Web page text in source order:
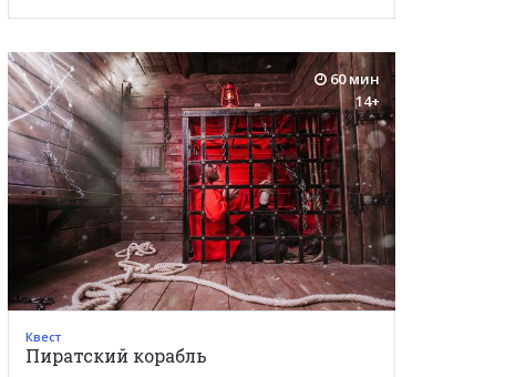
60 мин
14+
Квест
Пиратский корабль